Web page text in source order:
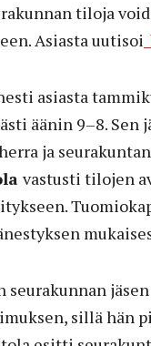
tiloja
Asiasta uutisoi
asiasta
äänin 9–8.
ja
vastusti tilojen
seurakunnan
sillä hän